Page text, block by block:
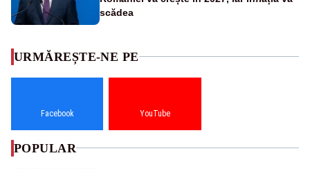
scădea
URMĂREȘTE-NE PE
Facebook YouTube
POPULAR